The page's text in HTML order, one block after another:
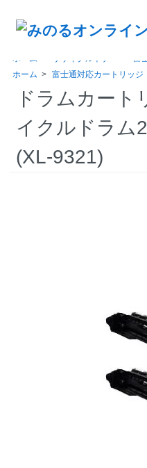
ホーム リサイクルトナー
富
ホーム > 富士通対応カートリッジ
ドラムカート
イクルドラム
(XL-9321)